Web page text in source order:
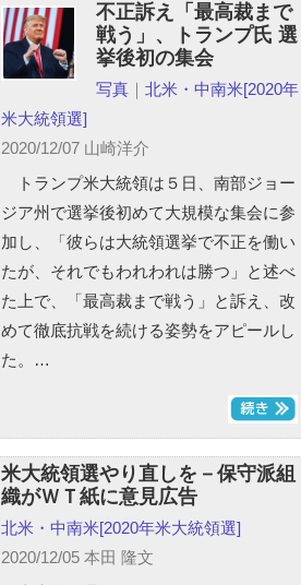
不正訴え「最高裁まで
戦う」、トランプ氏 選
挙後初の集会
写真 ｜ 北米・中南米[2020年
米大統領選]
2020/12/07 山崎洋介
トランプ米大統領は５日、南部ジョー
ジア州で選挙後初めて大規模な集会に参
加し、「彼らは大統領選挙で不正を働い
たが、それでもわれわれは勝つ」と述べ
た上で、「最高裁まで戦う」と訴え、改
めて徹底抗戦を続ける姿勢をアピールし
た。…
米大統領選やり直しを－保守派組
織がＷＴ紙に意見広告
北米・中南米[2020年米大統領選]
2020/12/05 本田 隆文